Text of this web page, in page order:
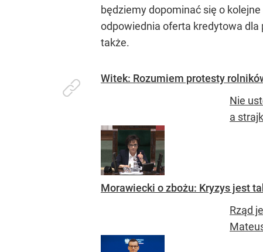
będziemy dopominać się o
odpowiednia oferta kredytowa dla
także.
Witek: Rozumiem protesty
Nie
a
Morawiecki o zbożu: Kryzys jest
Rząd